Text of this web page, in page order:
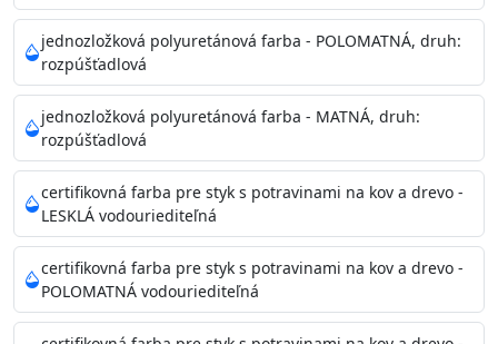
Príprava povrchu
Povrchy musia byť hladké, čisté, suché, zbavené prachu,
mastnoty, solí a materiálov so zlou priľnavosťou. Otvory
alebo trhliny vyplňte
akrylovým tmelom Acrylic putty, Visto alebo Acrylic light
putty a prebrúste. Nové alebo porézne povrchy natreté
menej kvalitnými farbami
vždy penetrujte. Odporúčané penetračné nátery
Acrylan Unco, Gypsum board alebo Vitex Primer 100% a
na škvrny použite Blanco eco
riediteľné vodou.
jednozložková polyuretánová farba - POLOMATNÁ, druh:
rozpúšťadlová
jednozložková polyuretánová farba - MATNÁ, druh:
rozpúšťadlová
certifikovná farba pre styk s potravinami na kov a drevo -
LESKLÁ vodouriediteľná
certifikovná farba pre styk s potravinami na kov a drevo -
POLOMATNÁ vodouriediteľná